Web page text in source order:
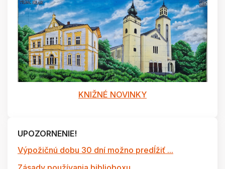
KNIŽNÉ NOVINKY
UPOZORNENIE!
Výpožičnú dobu 30 dní možno predĺžiť ...